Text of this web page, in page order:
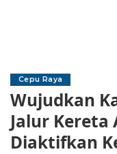
Cepu Raya
Wujudkan
Jalur Kereta
Diaktifkan